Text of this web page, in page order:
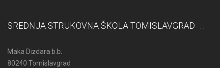
SREDNJA STRUKOVNA ŠKOLA TOMISLAVGRAD
Maka Dizdara b.b.
80240 Tomislavgrad